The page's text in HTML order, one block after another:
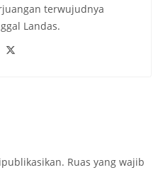
terwujudnya
Landas.
Ruas yang wajib